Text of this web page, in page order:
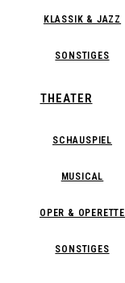
KLASSIK & JAZZ
SONSTIGES
THEATER
SCHAUSPIEL
MUSICAL
OPER & OPERETTE
SONSTIGES